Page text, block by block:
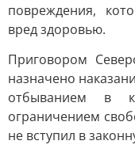
повреждения,
вред здоровью.
Приговором
назначено
отбыванием в
ограничением
не вступил в